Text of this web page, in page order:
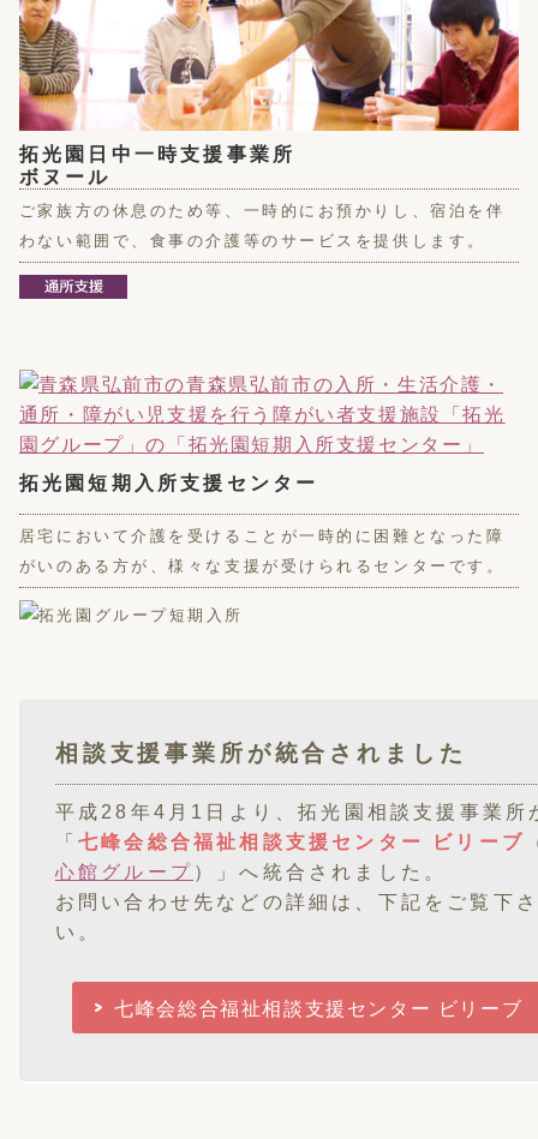
拓光園日中一時支援事業所
ボヌール
ご家族方の休息のため等、一時的にお預かりし、宿泊を伴
わない範囲で、食事の介護等のサービスを提供します。
拓光園短期入所支援センター
居宅において介護を受けることが一時的に困難となった障
がいのある方が、様々な支援が受けられるセンターです。
相談支援事業所が統合されました
平成28年4月1日より、拓光園相談支援事業所
「七峰会総合福祉相談支援センター ビリーブ
心館グループ ）」へ統合されました。
お問い合わせ先などの詳細は、下記をご覧下
い。
七峰会総合福祉相談支援センター ビリーブ